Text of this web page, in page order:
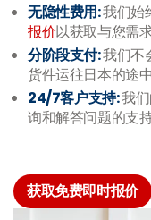
无隐性费用:我们始
报价以获取与您需
分阶段支付:我们不
货件运往日本的途
24/7客户支持:我
询和解答问题的支持
获取免费即时报价